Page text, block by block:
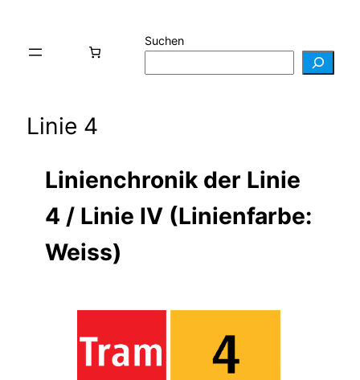
Suchen
Linie 4
Linienchronik der Linie
4 / Linie IV (Linienfarbe:
Weiss)